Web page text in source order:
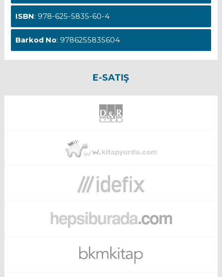
ISBN: 978-625-5835-60-4
Barkod No: 9786255835604
E-SATIŞ